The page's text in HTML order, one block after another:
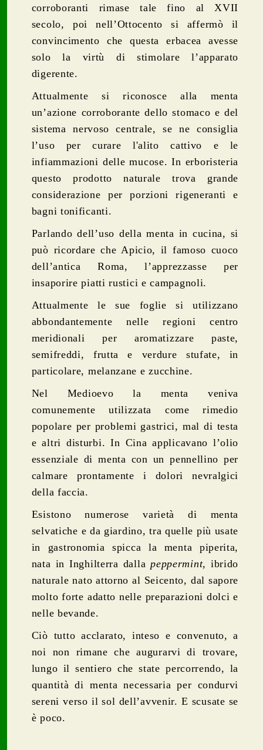
corroboranti rimase tale fino al XVII
secolo, poi nell’Ottocento si affermò il
convincimento che questa erbacea avesse
solo la virtù di stimolare l’apparato
digerente.
Attualmente si riconosce alla menta
un’azione corroborante dello stomaco e del
sistema nervoso centrale, se ne consiglia
l’uso per curare l'alito cattivo e le
infiammazioni delle mucose. In erboristeria
questo prodotto naturale trova grande
considerazione per porzioni rigeneranti e
bagni tonificanti.
Parlando dell’uso della menta in cucina, si
può ricordare che Apicio, il famoso cuoco
dell’antica Roma, l’apprezzasse per
insaporire piatti rustici e campagnoli.
Attualmente le sue foglie si utilizzano
abbondantemente nelle regioni centro
meridionali per aromatizzare paste,
semifreddi, frutta e verdure stufate, in
particolare, melanzane e zucchine.
Nel Medioevo la menta veniva
comunemente utilizzata come rimedio
popolare per problemi gastrici, mal di testa
e altri disturbi. In Cina applicavano l’olio
essenziale di menta con un pennellino per
calmare prontamente i dolori nevralgici
della faccia.
Esistono numerose varietà di menta
selvatiche e da giardino, tra quelle più usate
in gastronomia spicca la menta piperita,
nata in Inghilterra dalla peppermint, ibrido
naturale nato attorno al Seicento, dal sapore
molto forte adatto nelle preparazioni dolci e
nelle bevande.
Ciò tutto acclarato, inteso e convenuto, a
noi non rimane che augurarvi di trovare,
lungo il sentiero che state percorrendo, la
quantità di menta necessaria per condurvi
sereni verso il sol dell’avvenir. E scusate se
è poco.